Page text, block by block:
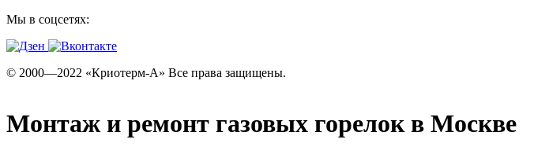
Мы в соцсетях:
© 2000—2022 «Криотерм-А» Все права защищены.
Монтаж и ремонт газовых горелок в Москве